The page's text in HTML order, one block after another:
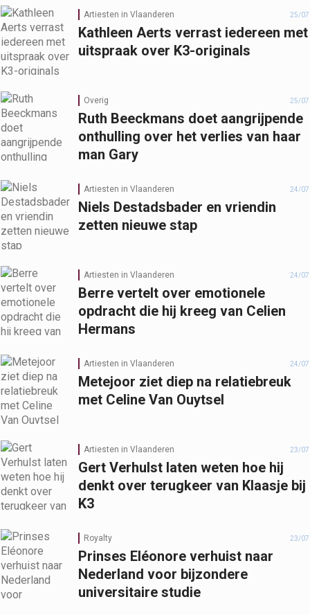
Artiesten in Vlaanderen 25/07
Kathleen Aerts verrast iedereen met
uitspraak over K3-originals
Overig 25/07
Ruth Beeckmans doet aangrijpende
onthulling over het verlies van haar
man Gary
Artiesten in Vlaanderen 24/07
Niels Destadsbader en vriendin
zetten nieuwe stap
Artiesten in Vlaanderen 24/07
Berre vertelt over emotionele
opdracht die hij kreeg van Celien
Hermans
Artiesten in Vlaanderen 24/07
Metejoor ziet diep na relatiebreuk
met Celine Van Ouytsel
Artiesten in Vlaanderen 23/07
Gert Verhulst laten weten hoe hij
denkt over terugkeer van Klaasje bij
K3
Royalty 23/07
Prinses Eléonore verhuist naar
Nederland voor bijzondere
universitaire studie